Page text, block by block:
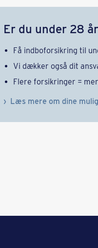
Er du under 28
Få indboforsikring til
Vi dækker også dit
Flere forsikringer =
Læs mere om dine